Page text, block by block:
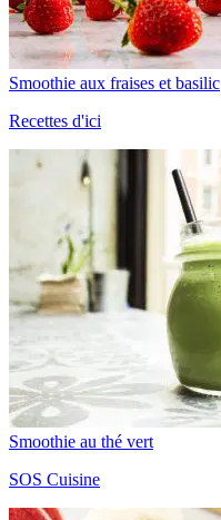
Smoothie aux fraises et basilic
Recettes d'ici
Smoothie au thé vert
SOS Cuisine